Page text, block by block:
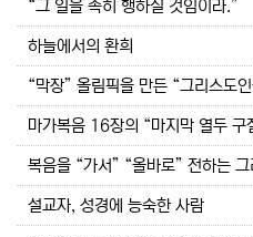
“그 일을 속히 행하실 것임이라.”
하늘에서의 환희
“막장” 올림픽을 만든 “그리스도
마가복음 16장의 “마지막 열두 구
복음을 “가서” “올바로” 전하는 그
설교자, 성경에 능숙한 사람